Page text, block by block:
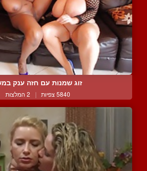
זוג שמנות עם חזה ענק
5840 צפיות | 2 המלצות